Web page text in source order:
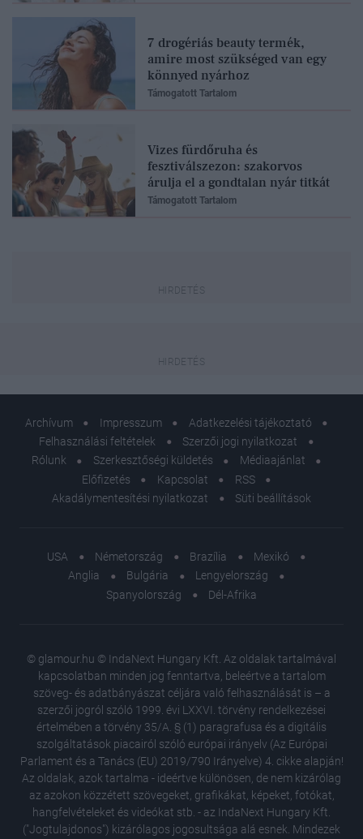
7 drogériás beauty termék,
amire most szükséged van egy
könnyed nyárhoz
Támogatott Tartalom
Vizes fürdőruha és
fesztiválszezon: szakorvos
árulja el a gondtalan nyár titkát
Támogatott Tartalom
Archívum Impresszum
Adatkezelési tájékoztató
Felhasználási feltételek
Szerzői jogi nyilatkozat
Rólunk
Szerkesztőségi küldetés
Médiaajánlat
Előfizetés
Kapcsolat
RSS
Akadálymentesítési nyilatkozat
Süti beállítások
USA Németország Brazília
Mexikó
Anglia
Bulgária
Lengyelország
Spanyolország
Dél-Afrika
© glamour.hu © IndaNext Hungary Kft. Az oldalak tartalmával
kapcsolatban minden jog fenntartva, beleértve a tartalom
szöveg- és adatbányászat céljára való felhasználását is – a
szerzői jogról szóló 1999. évi LXXVI. törvény rendelkezései
értelmében a törvény 35/A. § (1) paragrafusa és a digitális
szolgáltatások piacairól szóló európai irányelv (Az Európai
Parlament és a Tanács (EU) 2019/790 Irányelve) 4. cikke alapján!
Az oldalak, azok tartalma - ideértve különösen, de nem kizárólag
az azokon közzétett szövegeket, grafikákat, képeket, fotókat,
hangfelvételeket és videókat stb. - az IndaNext Hungary Kft.
("Jogtulajdonos") kizárólagos jogosultsága alá esnek. Mindezek